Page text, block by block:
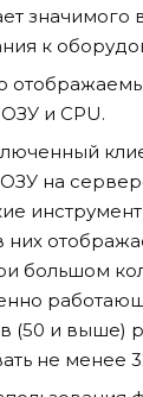
значимого
к
и CPU.
на
них
большом
(50 и выше)
не менее